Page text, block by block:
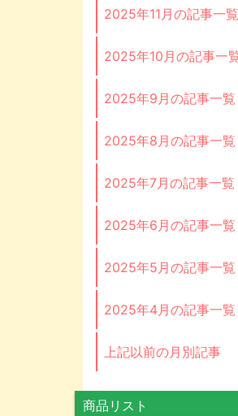
2025年11月の記事一覧
2025年10月の記事一
2025年9月の記事一覧
2025年8月の記事一覧
2025年7月の記事一覧
2025年6月の記事一覧
2025年5月の記事一覧
2025年4月の記事一覧
上記以前の月別記事
商品リスト